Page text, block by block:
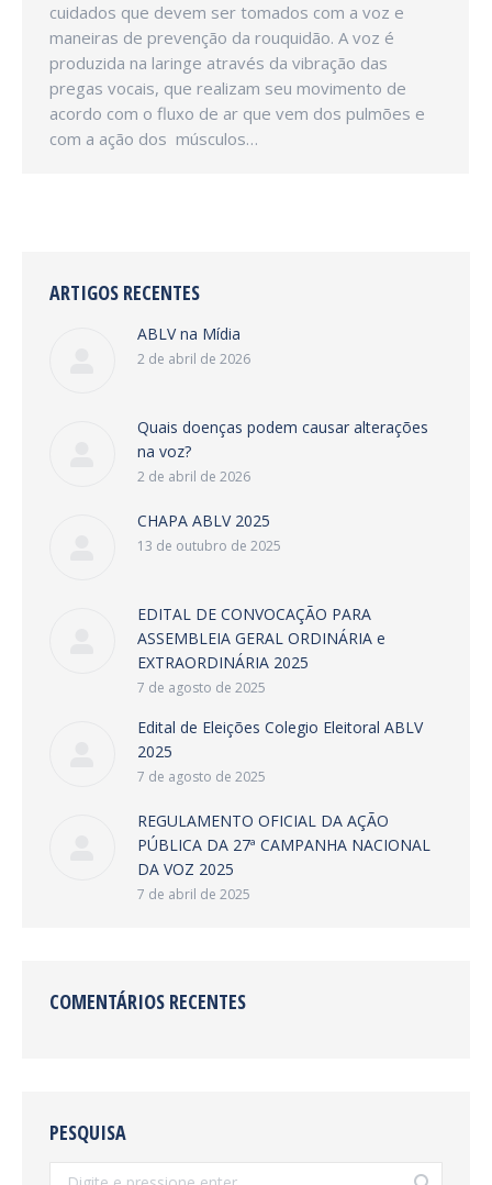
cuidados que devem ser tomados com a voz e
maneiras de prevenção da rouquidão. A voz é
produzida na laringe através da vibração das
pregas vocais, que realizam seu movimento de
acordo com o fluxo de ar que vem dos pulmões e
com a ação dos músculos…
ARTIGOS RECENTES
ABLV na Mídia
2 de abril de 2026
Quais doenças podem causar alterações
na voz?
2 de abril de 2026
CHAPA ABLV 2025
13 de outubro de 2025
EDITAL DE CONVOCAÇÃO PARA
ASSEMBLEIA GERAL ORDINÁRIA e
EXTRAORDINÁRIA 2025
7 de agosto de 2025
Edital de Eleições Colegio Eleitoral ABLV
2025
7 de agosto de 2025
REGULAMENTO OFICIAL DA AÇÃO
PÚBLICA DA 27ª CAMPANHA NACIONAL
DA VOZ 2025
7 de abril de 2025
COMENTÁRIOS RECENTES
PESQUISA
Search: